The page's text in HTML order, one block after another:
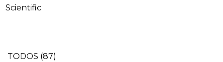
Scientific
TODOS (87)